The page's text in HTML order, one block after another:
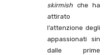
skirmish che ha
attirato
l’attenzione degli
appassionati sin
dalle prime